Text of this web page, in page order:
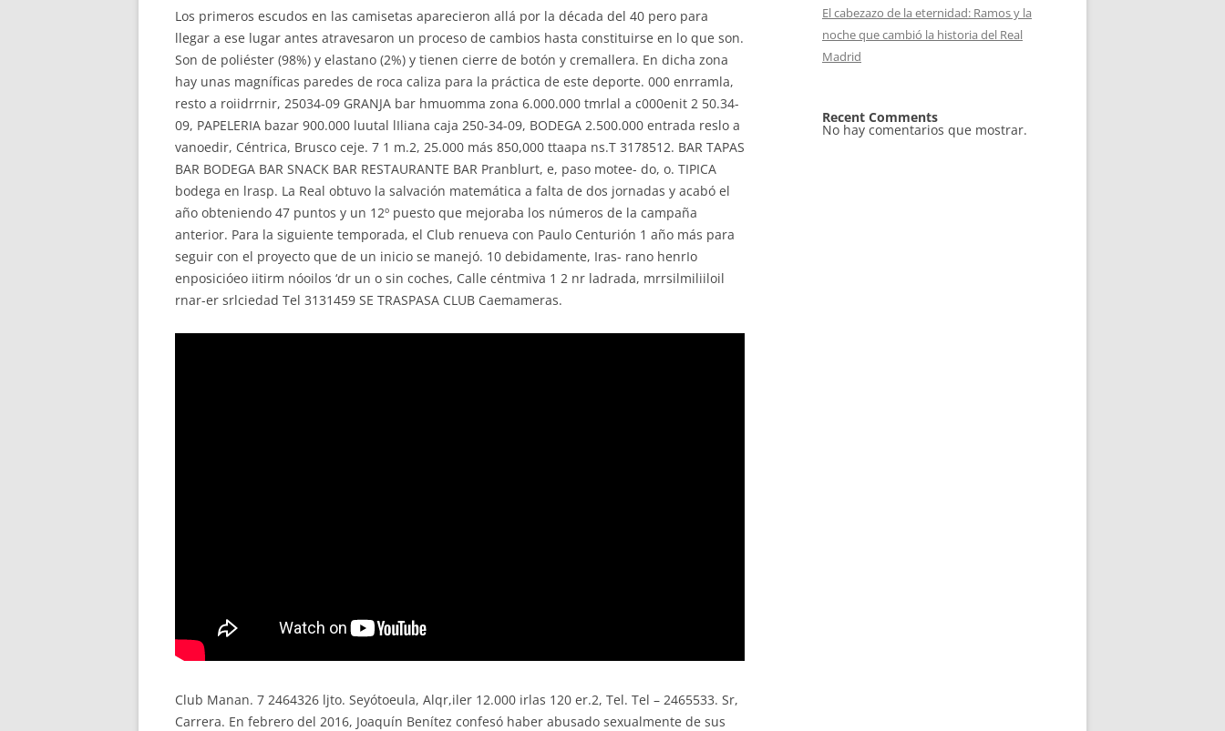
Los primeros escudos en las camisetas aparecieron allá por la década del 40 pero para
llegar a ese lugar antes atravesaron un proceso de cambios hasta constituirse en lo que son.
Son de poliéster (98%) y elastano (2%) y tienen cierre de botón y cremallera. En dicha zona
hay unas magníficas paredes de roca caliza para la práctica de este deporte. 000 enrramla,
resto a roiidrrnir, 25034-09 GRANJA bar hmuomma zona 6.000.000 tmrlal a c000enit 2 50.34-
09, PAPELERIA bazar 900.000 luutal lIliana caja 250-34-09, BODEGA 2.500.000 entrada reslo a
vanoedir, Céntrica, Brusco ceje. 7 1 m.2, 25.000 más 850,000 ttaapa ns.T 3178512. BAR TAPAS
BAR BODEGA BAR SNACK BAR RESTAURANTE BAR Pranblurt, e, paso motee- do, o. TIPICA
bodega en lrasp. La Real obtuvo la salvación matemática a falta de dos jornadas y acabó el
año obteniendo 47 puntos y un 12º puesto que mejoraba los números de la campaña
anterior. Para la siguiente temporada, el Club renueva con Paulo Centurión 1 año más para
seguir con el proyecto que de un inicio se manejó. 10 debidamente, Iras- rano henrIo
enposicióeo iitirm nóoilos ‘dr un o sin coches, Calle céntmiva 1 2 nr ladrada, mrrsilmiliiloil
rnar-er srlciedad Tel 3131459 SE TRASPASA CLUB Caemameras.
Club Manan. 7 2464326 ljto. Seyótoeula, Alqr,iler 12.000 irlas 120 er.2, Tel. Tel – 2465533. Sr,
Carrera. En febrero del 2016, Joaquín Benítez confesó haber abusado sexualmente de sus
El cabezazo de la eternidad: Ramos y la
noche que cambió la historia del Real
Madrid
Recent Comments
No hay comentarios que mostrar.